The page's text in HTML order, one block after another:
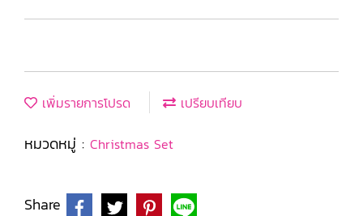
เพิ่มรายการโปรด เปรียบเทียบ
หมวดหมู่ : Christmas Set
Share